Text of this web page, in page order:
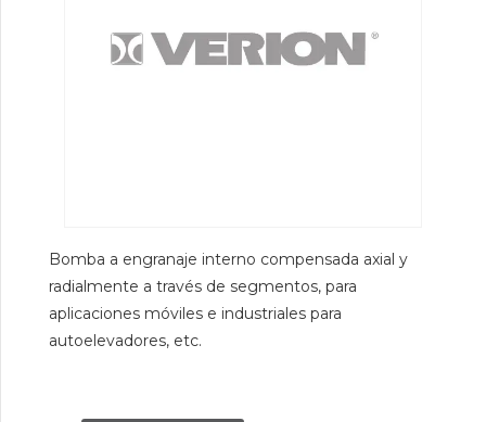
Bomba a engranaje interno compensada axial y
radialmente a través de segmentos, para
aplicaciones móviles e industriales para
autoelevadores, etc.